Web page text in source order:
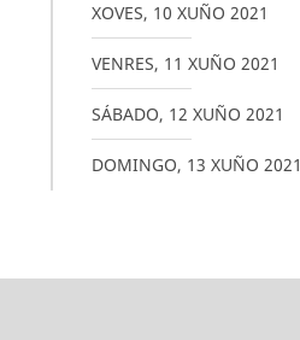
XOVES, 10 XUÑO 2021
VENRES, 11 XUÑO 2021
SÁBADO, 12 XUÑO 2021
DOMINGO, 13 XUÑO 2021